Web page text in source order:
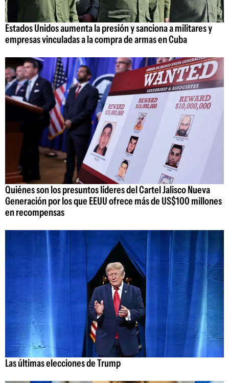
Estados Unidos aumenta la presión y sanciona a militares y
empresas vinculadas a la compra de armas en Cuba
Quiénes son los presuntos líderes del Cartel Jalisco Nueva
Generación por los que EEUU ofrece más de US$100 millones
en recompensas
Las últimas elecciones de Trump